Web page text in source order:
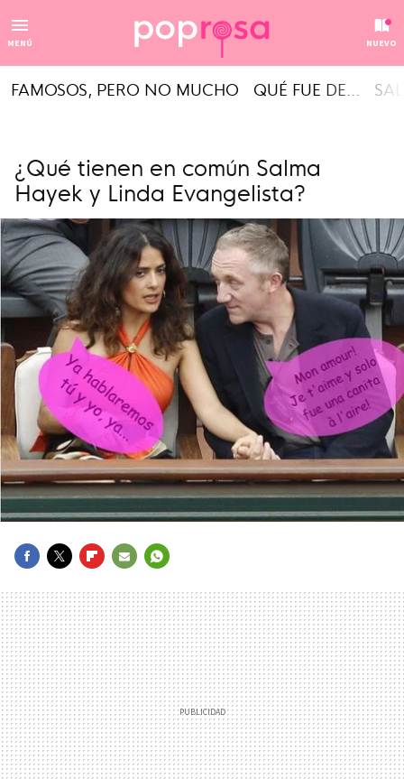
MENÚ NUEVO
FAMOSOS, PERO NO MUCHO QUÉ FUE DE...
¿Qué tienen en común Salma
Hayek y Linda Evangelista?
MAIL